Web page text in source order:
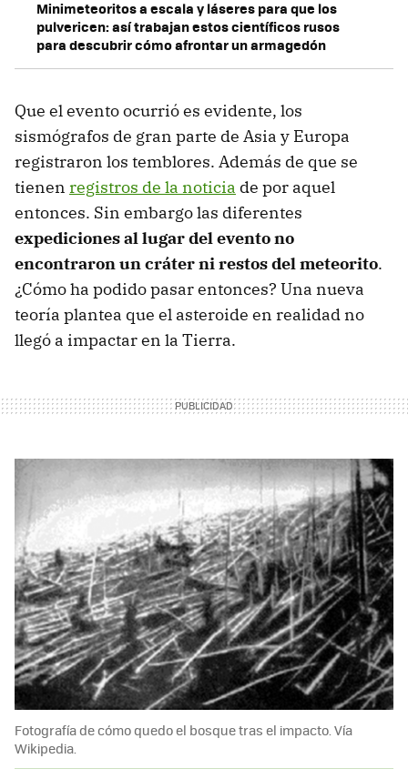
Minimeteoritos a escala y láseres para que los
pulvericen: así trabajan estos científicos rusos
para descubrir cómo afrontar un armagedón
Que el evento ocurrió es evidente, los
sismógrafos de gran parte de Asia y Europa
registraron los temblores. Además de que se
tienen registros de la noticia de por aquel
entonces. Sin embargo las diferentes
expediciones al lugar del evento no
encontraron un cráter ni restos del meteorito.
¿Cómo ha podido pasar entonces? Una nueva
teoría plantea que el asteroide en realidad no
llegó a impactar en la Tierra.
Fotografía de cómo quedo el bosque tras el impacto. Vía
Wikipedia.